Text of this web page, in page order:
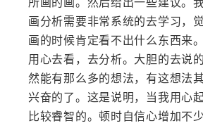
所画的画。然后给出一些建议。
画分析需要非常系统的去学习，
画的时候肯定看不出什么东西来
用心去看，去分析。大胆的去说
然能有那么多的想法，有这想法
兴奋的了。这是说明，当我用心
比较睿智的。顿时自信心增加不